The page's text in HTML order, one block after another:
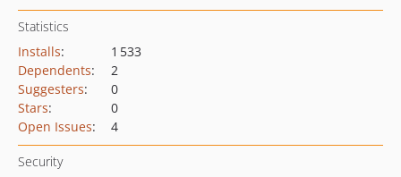
Statistics
Installs:
1 533
Dependents:
2
Suggesters:
0
Stars:
0
Open Issues: 4
Security